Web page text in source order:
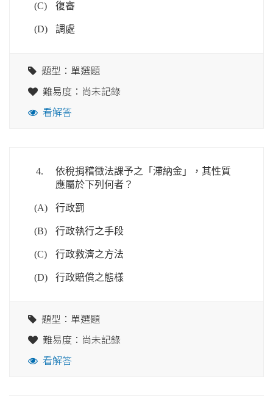
(C) 復審
(D) 調處
題型：單選題
難易度：尚未記錄
看解答
4.
依稅捐稽徵法課予之「滯納金」，其性質
應屬於下列何者？
(A) 行政罰
(B) 行政執行之手段
(C) 行政救濟之方法
(D) 行政賠償之態樣
題型：單選題
難易度：尚未記錄
看解答